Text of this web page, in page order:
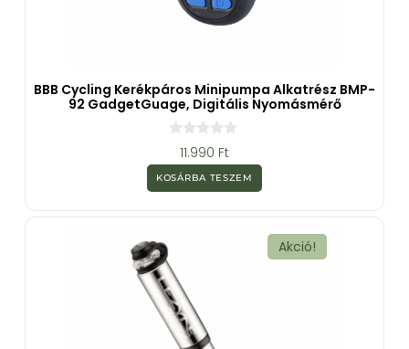
BBB Cycling Kerékpáros Minipumpa Alkatrész BMP-
92 GadgetGuage, Digitális Nyomásmérő
z
5
b
11.990 Ft
KOSÁRBA TESZEM
Akció!